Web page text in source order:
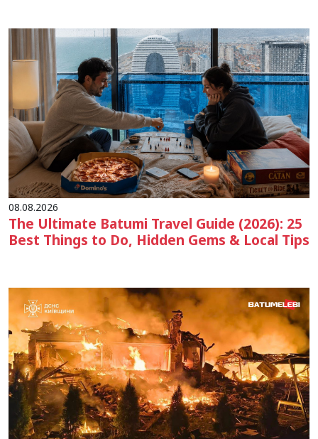
08.08.2026
The Ultimate Batumi Travel Guide (2026): 25
Best Things to Do, Hidden Gems & Local Tips